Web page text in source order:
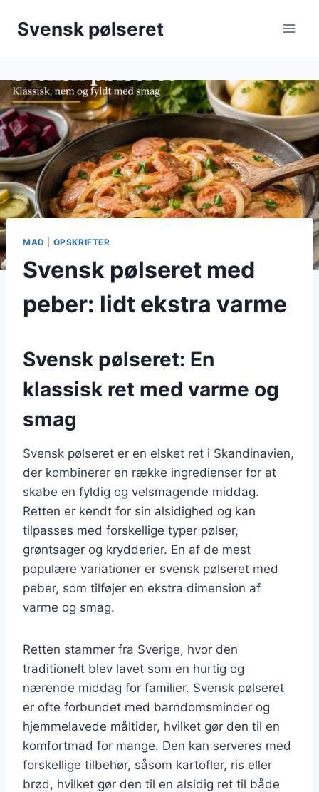
Svensk pølseret
MAD OPSKRIFTER
Svensk pølseret med
peber: lidt ekstra varme
Svensk pølseret: En
klassisk ret med varme og
smag
Svensk pølseret er en elsket ret i Skandinavien,
der kombinerer en række ingredienser for at
skabe en fyldig og velsmagende middag.
Retten er kendt for sin alsidighed og kan
tilpasses med forskellige typer pølser,
grøntsager og krydderier. En af de mest
populære variationer er svensk pølseret med
peber, som tilføjer en ekstra dimension af
varme og smag.
Retten stammer fra Sverige, hvor den
traditionelt blev lavet som en hurtig og
nærende middag for familier. Svensk pølseret
er ofte forbundet med barndomsminder og
hjemmelavede måltider, hvilket gør den til en
komfortmad for mange. Den kan serveres med
forskellige tilbehør, såsom kartofler, ris eller
brød, hvilket gør den til en alsidig ret til både